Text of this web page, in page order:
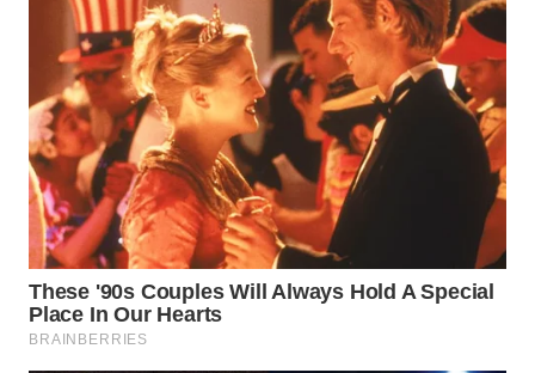
WN
MADURA
WN
SURABAYA
WN
NATUNA
WN
BINTAN